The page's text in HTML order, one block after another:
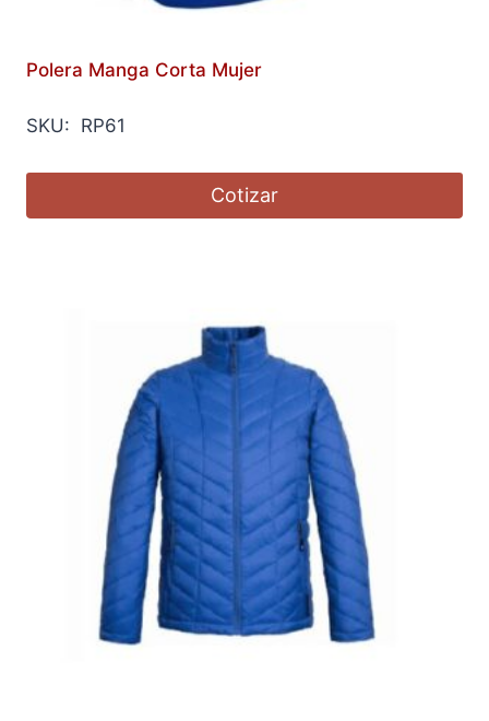
Polera Manga Corta Mujer
SKU: RP61
Cotizar